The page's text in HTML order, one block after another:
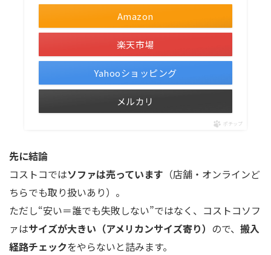
Amazon
楽天市場
Yahooショッピング
メルカリ
ポチップ
先に結論
コストコではソファは売っています （店舗・オンラインど
ちらでも取り扱いあり）。
ただし“安い＝誰でも失敗しない”ではなく、コストコソフ
ァはサイズが大きい（アメリカンサイズ寄り） ので、 搬入
経路チェックをやらないと詰みます。